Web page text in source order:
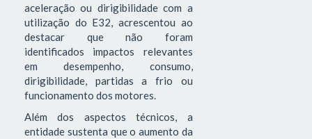
aceleração ou dirigibilidade com a
utilização do E32, acrescentou ao
destacar que não foram
identificados impactos relevantes
em desempenho, consumo,
dirigibilidade, partidas a frio ou
funcionamento dos motores.
Além dos aspectos técnicos, a
entidade sustenta que o aumento da